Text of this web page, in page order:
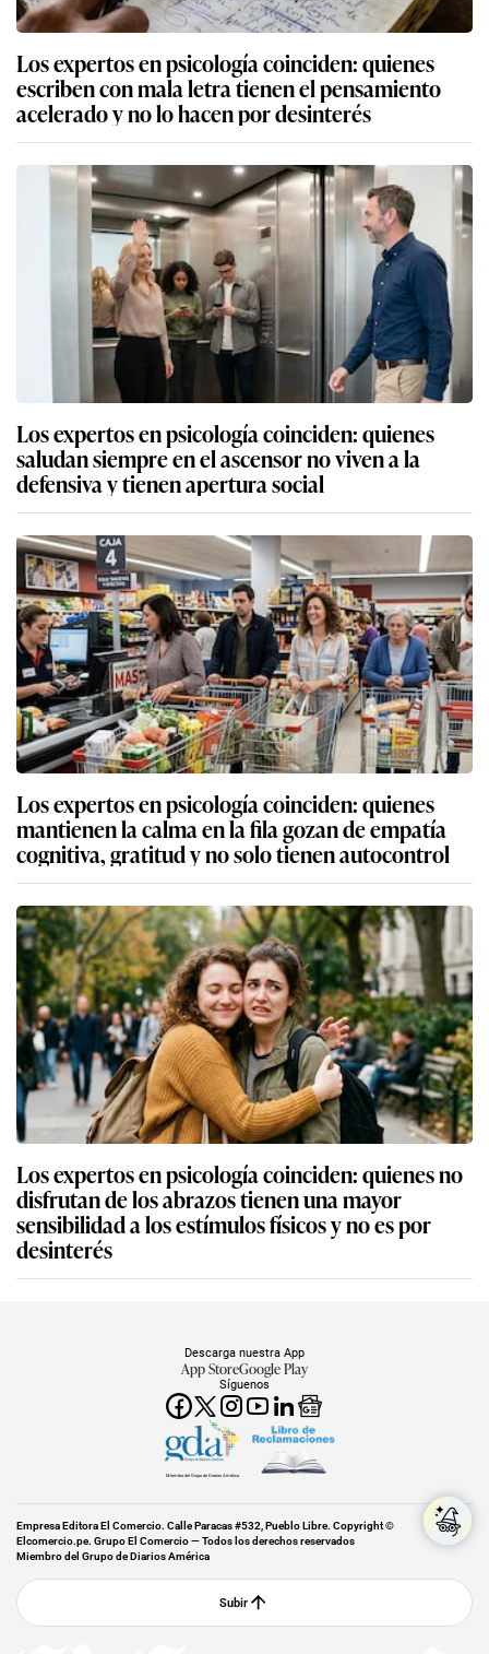
Los expertos en psicología coinciden: quienes
escriben con mala letra tienen el pensamiento
acelerado y no lo hacen por desinterés
Los expertos en psicología coinciden: quienes
saludan siempre en el ascensor no viven a la
defensiva y tienen apertura social
Los expertos en psicología coinciden: quienes
mantienen la calma en la fila gozan de empatía
cognitiva, gratitud y no solo tienen autocontrol
Los expertos en psicología coinciden: quienes no
disfrutan de los abrazos tienen una mayor
sensibilidad a los estímulos físicos y no es por
desinterés
Síguenos
Descarga nuestra App
App StoreGoogle Play
Miembro del Grupo de Diarios América
Empresa Editora El Comercio. Calle Paracas #532, Pueblo Libre. Copyright ©
Elcomercio.pe. Grupo El Comercio — Todos los derechos reservados
Miembro del Grupo de Diarios América
Subir